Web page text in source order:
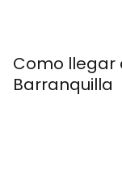
Como llegar
Barranquilla